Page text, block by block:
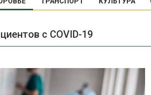
с COVID-19